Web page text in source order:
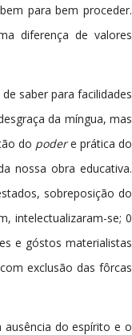
para bem proceder.
diferença de valores
saber para facilidades
da míngua, mas
do podere prática do
nossa obra educativa.
sobreposição do
intelectualizaram-se; 0
e góstos materialistas
exclusão das fôrcas
ausência do espírito e o